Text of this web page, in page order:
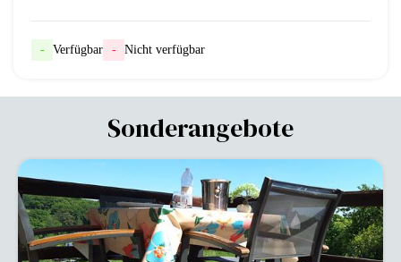
- Verfügbar - Nicht verfügbar
Sonderangebote
-10%